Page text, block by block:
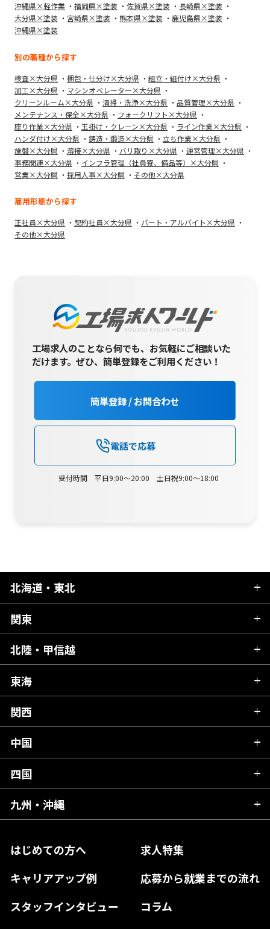
沖縄県×軽作業
福岡県×塗装 佐賀県×塗装
長崎県×塗装
大分県×塗装
宮崎県×塗装 熊本県×塗装
鹿児島県×塗装
沖縄県×塗装
別の職種から探す
検査×大分県 梱包・仕分け×大分県
組立・組付け×大分県
加工×大分県
マシンオペレーター×大分県
クリーンルーム×大分県
清掃・洗浄×大分県
品質管理×大分県
メンテナンス・保全×大分県
フォークリフト×大分県
座り作業×大分県
玉掛け・クレーン×大分県
ライン作業×大分県
ハンダ付け×大分県
鋳造・鍛造×大分県
立ち作業×大分県
施盤×大分県
溶接×大分県 バリ取り×大分県
運営管理×大分県
事務関連×大分県
インフラ管理（社員寮、備品等）×大分県
営業×大分県
採用人事×大分県 その他×大分県
雇用形態から探す
正社員×大分県 契約社員×大分県
パート・アルバイト×大分県
その他×大分県
工場求人のことなら何でも、お気軽にご相談いた
だけます。ぜひ、簡単登録をご利用ください！
簡単登録 / お問合わせ
電話で応募
受付時間 平日9:00～20:00 土日祝9:00～18:00
はじめての方へ
求人特集
キャリアアップ例
応募から就業までの流れ
スタッフインタビュー
コラム
北海道・東北
北海道
青森県
秋田県
岩手県
宮城県
福島県
関東
茨城県
栃木県
群馬県
千葉県
東京都
神奈川県
北陸・甲信越
新潟県
富山県
石川県
山梨県
長野県
東海
岐阜県
静岡県
愛知県
関西
滋賀県
京都府
大阪府
奈良県
和歌山県
中国
広島県
岡山県
島根県
山口県
四国
愛媛県
徳島県
九州・沖縄